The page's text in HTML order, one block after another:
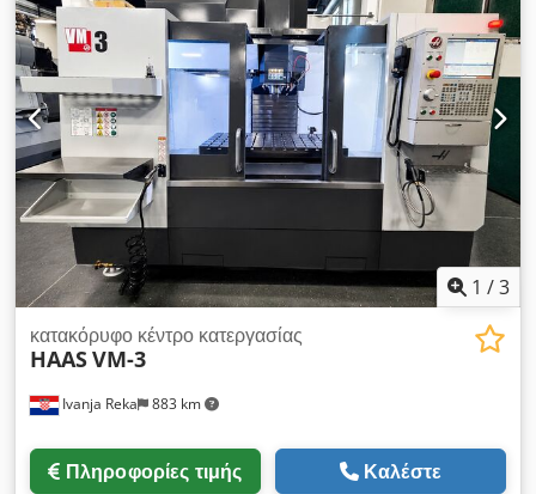
770 mm Στροφές: 10.000 στροφές/λεπτό Υποδοχή: SK40
Ισχύς κίνησης: 10 / 17 kW Μαγαζί: 30 θέσεων Γρήγορη
μετακίνηση X/Y: 35 m/min Μέγιστη πρόωση: 12.000 mm/min
Βάρος: 5300 kg Διαστάσεις ΜxΠxΥ: 2910 x 2500 x 2850 mm
Εξαρτήματα, εξοπλισμός: - Σύστημα ψύξης - Μεταφορέας
ρινισμάτων - Ηλεκτρικό χειριστήριο χειρός - Τεκμηρίωση Το
μηχάνημα χρησιμοποιήθηκε σε εργαστήριο συντήρησης. Έχει
χρησιμοποιηθεί λίγο. Πολύ καλή κατάσταση.
1 /3
Ivanja Reka 883 km
κατακόρυφο κέντρο κατεργασίας
HAASVM-3
Πληροφορίες τιμής Καλέστε